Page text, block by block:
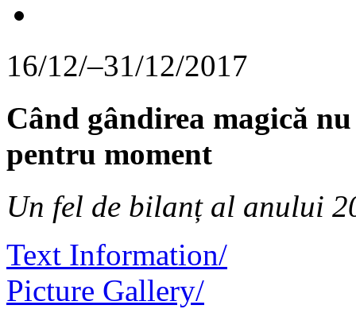
16/12/–31/12/2017
Când gândirea magică
pentru moment
Un fel de bilanț al anului
Text Information/
Picture Gallery/